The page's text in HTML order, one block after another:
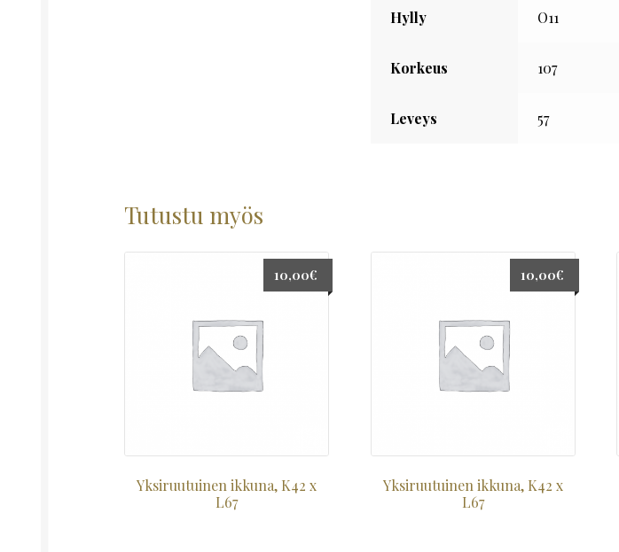
Hylly O11
Korkeus 107
Leveys 57
Tutustu myös
Yksiruutuinen ikkuna, K42 x
L67
10,00€
Yksiruutuinen ikkuna, K42 x
L67
10,00€